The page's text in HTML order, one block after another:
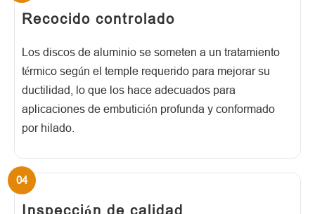
Recocido controlado
Los discos de aluminio se someten a un tratamiento
térmico según el temple requerido para mejorar su
ductilidad, lo que los hace adecuados para
aplicaciones de embutición profunda y conformado
por hilado.
Inspección de calidad